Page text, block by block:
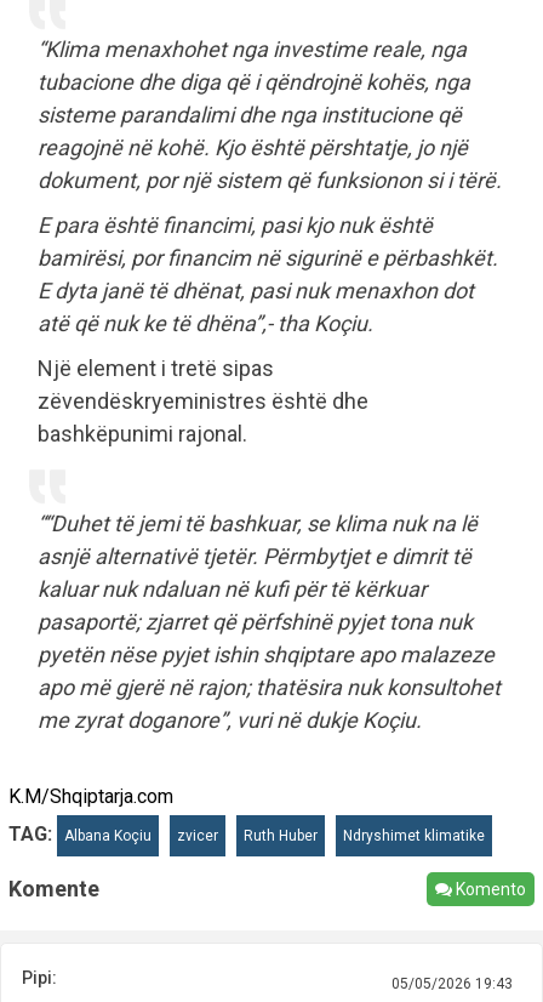
“Klima menaxhohet nga investime reale, nga
tubacione dhe diga që i qëndrojnë kohës, nga
sisteme parandalimi dhe nga institucione që
reagojnë në kohë. Kjo është përshtatje, jo një
dokument, por një sistem që funksionon si i tërë.
E para është financimi, pasi kjo nuk është
bamirësi, por financim në sigurinë e përbashkët.
E dyta janë të dhënat, pasi nuk menaxhon dot
atë që nuk ke të dhëna”,- tha Koçiu.
Një element i tretë sipas
zëvendëskryeministres është dhe
bashkëpunimi rajonal.
““Duhet të jemi të bashkuar, se klima nuk na lë
asnjë alternativë tjetër. Përmbytjet e dimrit të
kaluar nuk ndaluan në kufi për të kërkuar
pasaportë; zjarret që përfshinë pyjet tona nuk
pyetën nëse pyjet ishin shqiptare apo malazeze
apo më gjerë në rajon; thatësira nuk konsultohet
me zyrat doganore”, vuri në dukje Koçiu.
K.M/Shqiptarja.com
TAG:
Albana Koçiu zvicer Ruth Huber Ndryshimet klimatike
Komente Komento
Pipi: 05/05/2026 19:43